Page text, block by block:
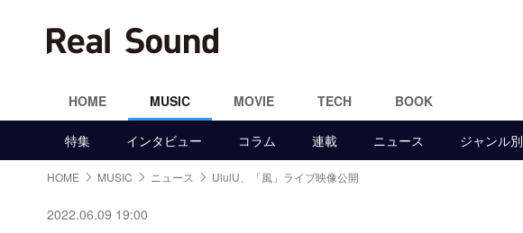
HOME MUSIC MOVIE TECH BOOK
特集 インタビュー コラム 連載 ニュース ジャンル別
HOME MUSIC ニュース UlulU、「風」ライブ映像公開
2022.06.09 19:00